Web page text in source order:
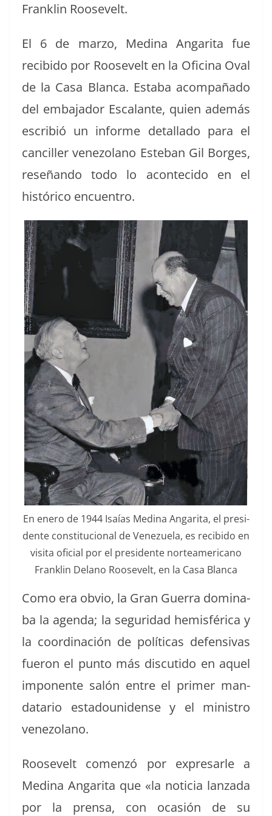
Franklin Roosevelt.
El 6 de mar­zo, Med­i­na Angari­ta fue
recibido por Roo­sevelt en la Ofic­i­na Oval
de la Casa Blan­ca. Esta­ba acom­paña­do
del emba­jador Escalante, quien además
escribió un informe detal­la­do para el
can­ciller vene­zolano Este­ban Gil Borges,
reseñan­do todo lo acon­te­ci­do en el
históri­co encuentro.
En enero de 1944 Isaías Med­i­na Angari­ta, el pres­i­
dente con­sti­tu­cional de Venezuela, es recibido en
visi­ta ofi­cial por el pres­i­dente norteam­er­i­cano
Franklin Delano Roo­sevelt, en la Casa Blanca
Como era obvio, la Gran Guer­ra dom­ina­
ba la agen­da; la seguri­dad hem­is­féri­ca y
la coor­di­nación de políti­cas defen­si­vas
fueron el pun­to más dis­cu­ti­do en aquel
impo­nente salón entre el primer man­
datario esta­dounidense y el min­istro
venezolano.
Roo­sevelt comen­zó por expre­sar­le a
Med­i­na Angari­ta que «la noti­cia lan­za­da
por la pren­sa, con ocasión de su